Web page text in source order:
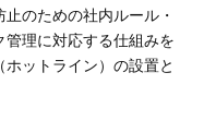
のための社内ルール・
理に対応する仕組みを
ットライン）の設置と